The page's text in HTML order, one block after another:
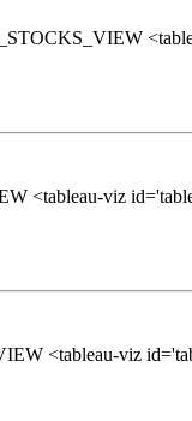
<tableau-viz
<tableau-viz